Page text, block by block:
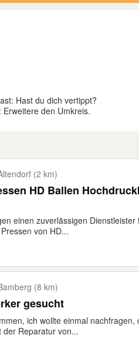
Hast du dich vertippt?
den Umkreis.
(2 km)
HD Ballen
einen zuverlässigen
von HD...
(8 km)
gesucht
ich wollte einmal nachfragen,
der Reparatur von...